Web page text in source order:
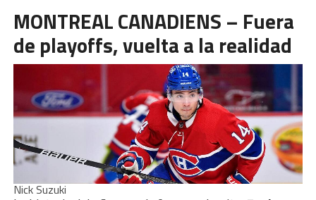
MONTREAL CANADIENS – Fuera
de playoffs, vuelta a la realidad
Nick Suzuki